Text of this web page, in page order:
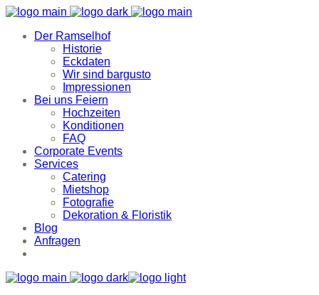
Der Ramselhof
Historie
Eckdaten
Wir sind bargusto
Impressionen
Bei uns Feiern
Hochzeiten
Konditionen
FAQ
Corporate Events
Services
Catering
Mietshop
Fotografie
Dekoration & Floristik
Blog
Anfragen